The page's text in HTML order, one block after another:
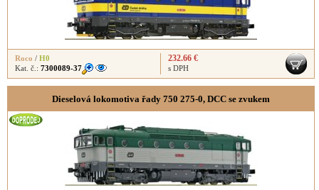
Roco / H0
Kat. č.: 7300089-37
232.66 €
s DPH
Dieselová lokomotiva řady 750 275-0, DCC se zvukem